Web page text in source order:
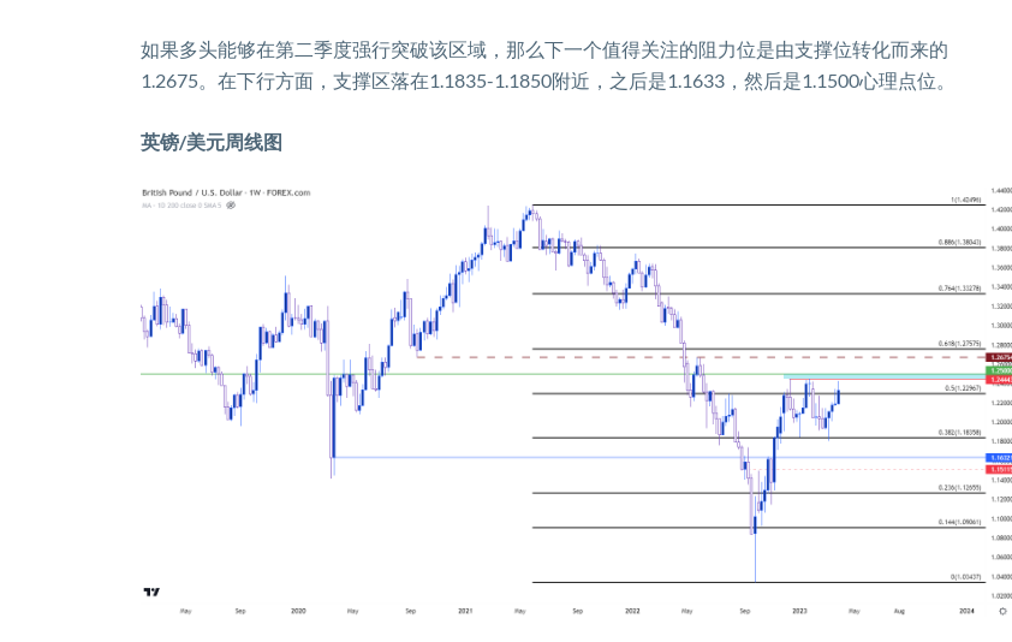
如果多头能够在第二季度强行突破该区域，那么下一个值得关注的阻力位是由支撑位转化而来的
1.2675。在下行方面，支撑区落在1.1835-1.1850附近，之后是1.1633 ，然后是1.1500心理点位。
英镑/美元周线图